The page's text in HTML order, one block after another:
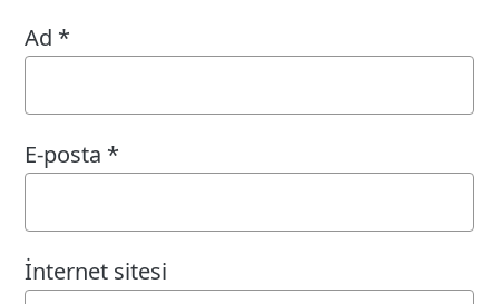
Ad *
E-posta *
İnternet sitesi